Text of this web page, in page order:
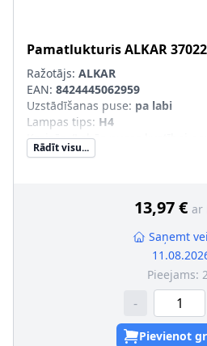
PamatlukturisALKAR
Ražotājs: ALKAR
EAN: 8424445062959
Uzstādīšanas puse: pa labi
Lampas tips: H4
Kreisās-/Labās puses kustībai
Kreisāspuses stūres vadībai
Rādīt visu...
13,97 € ar
Saņemt
Pieejams:
-
Pievienot